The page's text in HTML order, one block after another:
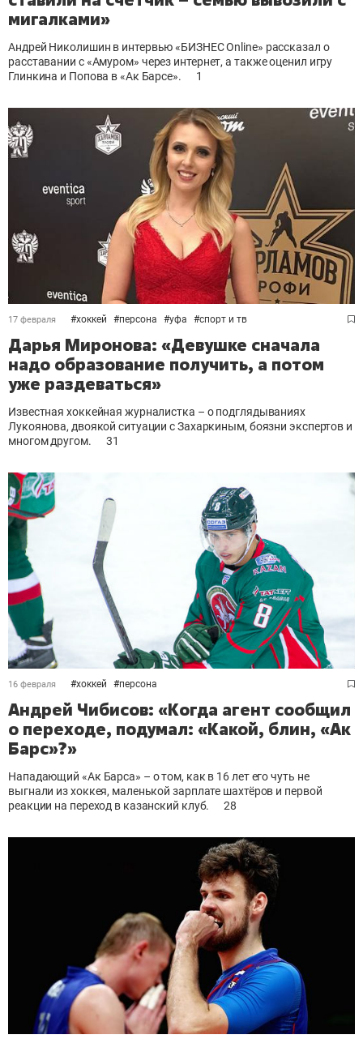
мигалками»
Андрей Николишин в интервью «БИЗНЕС Online» рассказал о
расставании с«Амуром» через интернет, а также оценил игру
Глинкина и Попова в «Ак Барсе». 1
17 февраля #хоккей #персона #уфа #спорт и тв
Дарья Миронова: «Девушке сначала
надо образование получить, а потом
уже раздеваться»
Известная хоккейная журналистка – о подглядываниях
Лукоянова, двоякой ситуации с Захаркиным, боязни экспертов и
многом другом.
31
16 февраля #хоккей #персона
Андрей Чибисов: «Когда агент сообщил
о переходе, подумал: «Какой, блин, «Ак
Барс»?»
Нападающий «Ак Барса» – о том, как в 16 лет его чуть не
выгнали из хоккея, маленькой зарплате шахтёров и первой
реакции на переход в казанский клуб.
28